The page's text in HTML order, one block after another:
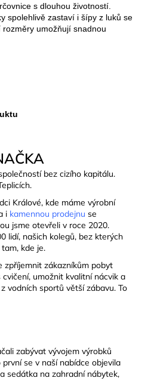
s dlouhou životností.
spolehlivě zastaví i šípy z luků se
umožňují snadnou
bez cizího kapitálu.
Králové, kde máme výrobní
i kamennou prodejnu se
jsme otevřeli v roce 2020.
lidí, našich kolegů, bez kterých
kde je.
zpříjemnit zákazníkům pobyt
umožnit kvalitní nácvik a
vodních sportů větší zábavu. To
zabývat vývojem výrobků
se v naší nabídce objevila
sedátka na zahradní nábytek,